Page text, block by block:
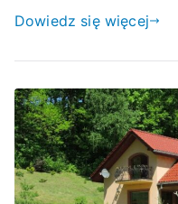
Dowiedz się więcej